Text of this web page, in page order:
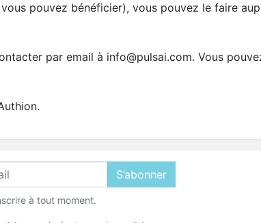
pouvez bénéficier), vous pouvez le faire
par email à info@pulsai.com. Vous
S’abonner
à tout moment.